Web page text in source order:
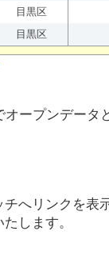
目黒区
目黒区
オープンデータ
へリンクを表
します。